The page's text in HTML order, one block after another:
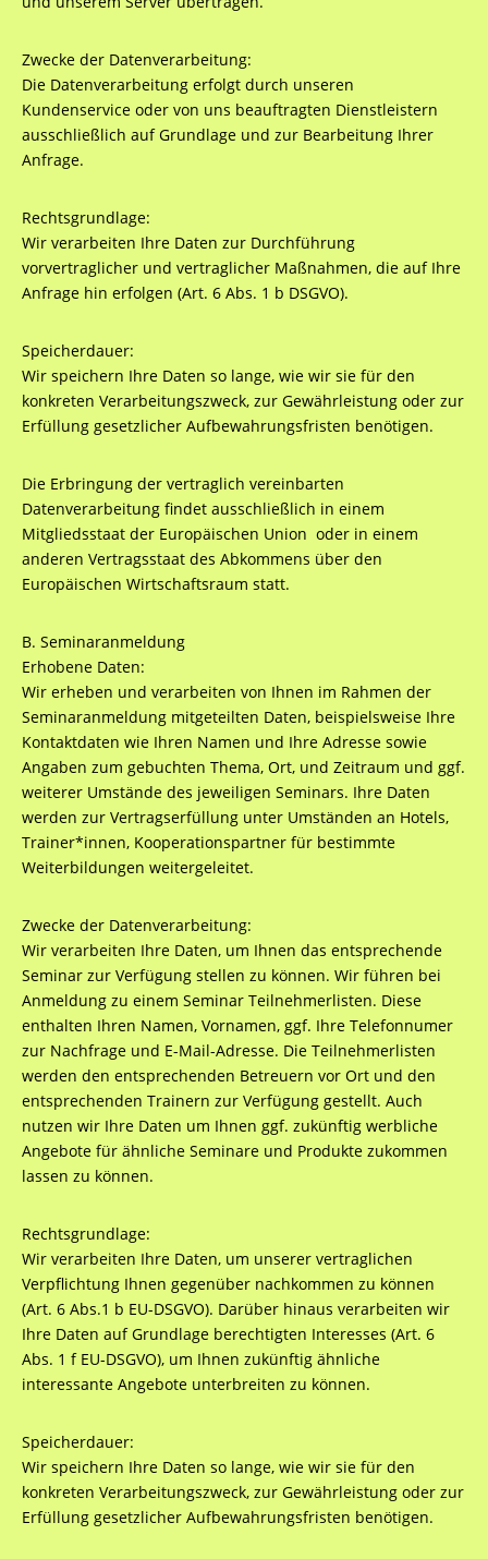
Zwecke der Datenverarbeitung:
Die Datenverarbeitung erfolgt durch unseren
Kundenservice oder von uns beauftragten Dienstleistern
ausschließlich auf Grundlage und zur Bearbeitung Ihrer
Anfrage.
Rechtsgrundlage:
Wir verarbeiten Ihre Daten zur Durchführung
vorvertraglicher und vertraglicher Maßnahmen, die auf Ihre
Anfrage hin erfolgen (Art. 6 Abs. 1 b DSGVO).
Speicherdauer:
Wir speichern Ihre Daten so lange, wie wir sie für den
konkreten Verarbeitungszweck, zur Gewährleistung oder zur
Erfüllung gesetzlicher Aufbewahrungsfristen benötigen.
Die Erbringung der vertraglich vereinbarten
Datenverarbeitung findet ausschließlich in einem
Mitgliedsstaat der Europäischen Union oder in einem
anderen Vertragsstaat des Abkommens über den
Europäischen Wirtschaftsraum statt.
B. Seminaranmeldung
Erhobene Daten:
Wir erheben und verarbeiten von Ihnen im Rahmen der
Seminaranmeldung mitgeteilten Daten, beispielsweise Ihre
Kontaktdaten wie Ihren Namen und Ihre Adresse sowie
Angaben zum gebuchten Thema, Ort, und Zeitraum und ggf.
weiterer Umstände des jeweiligen Seminars. Ihre Daten
werden zur Vertragserfüllung unter Umständen an Hotels,
Trainer*innen, Kooperationspartner für bestimmte
Weiterbildungen weitergeleitet.
Zwecke der Datenverarbeitung:
Wir verarbeiten Ihre Daten, um Ihnen das entsprechende
Seminar zur Verfügung stellen zu können. Wir führen bei
Anmeldung zu einem Seminar Teilnehmerlisten. Diese
enthalten Ihren Namen, Vornamen, ggf. Ihre Telefonnumer
zur Nachfrage und E-Mail-Adresse. Die Teilnehmerlisten
werden den entsprechenden Betreuern vor Ort und den
entsprechenden Trainern zur Verfügung gestellt. Auch
nutzen wir Ihre Daten um Ihnen ggf. zukünftig werbliche
Angebote für ähnliche Seminare und Produkte zukommen
lassen zu können.
Rechtsgrundlage:
Wir verarbeiten Ihre Daten, um unserer vertraglichen
Verpflichtung Ihnen gegenüber nachkommen zu können
(Art. 6 Abs.1 b EU-DSGVO). Darüber hinaus verarbeiten wir
Ihre Daten auf Grundlage berechtigten Interesses (Art. 6
Abs. 1 f EU-DSGVO), um Ihnen zukünftig ähnliche
interessante Angebote unterbreiten zu können.
Speicherdauer:
Wir speichern Ihre Daten so lange, wie wir sie für den
konkreten Verarbeitungszweck, zur Gewährleistung oder zur
Erfüllung gesetzlicher Aufbewahrungsfristen benötigen.